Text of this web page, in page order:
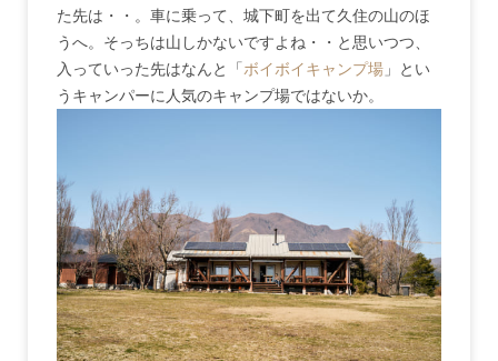
た先は・・。車に乗って、城下町を出て久住の山のほ
うへ。そっちは山しかないですよね・・と思いつつ、
入っていった先はなんと「ボイボイキャンプ場 」とい
うキャンパーに人気のキャンプ場ではないか。